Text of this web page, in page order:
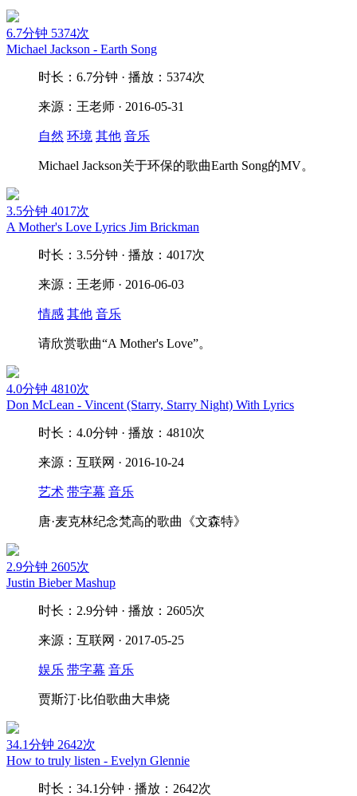
6.7分钟 5374次
Michael Jackson - Earth Song
时长：6.7分钟 · 播放：5374次
来源：王老师 · 2016-05-31
自然 环境 其他 音乐
Michael Jackson关于环保的歌曲Earth Song的MV。
3.5分钟 4017次
A Mother's Love Lyrics Jim Brickman
时长：3.5分钟 · 播放：4017次
来源：王老师 · 2016-06-03
情感 其他 音乐
请欣赏歌曲“A Mother's Love”。
4.0分钟 4810次
Don McLean - Vincent (Starry, Starry Night) With Lyrics
时长：4.0分钟 · 播放：4810次
来源：互联网 · 2016-10-24
艺术 带字幕 音乐
唐·麦克林纪念梵高的歌曲《文森特》
2.9分钟 2605次
Justin Bieber Mashup
时长：2.9分钟 · 播放：2605次
来源：互联网 · 2017-05-25
娱乐 带字幕 音乐
贾斯汀·比伯歌曲大串烧
34.1分钟 2642次
How to truly listen - Evelyn Glennie
时长：34.1分钟 · 播放：2642次